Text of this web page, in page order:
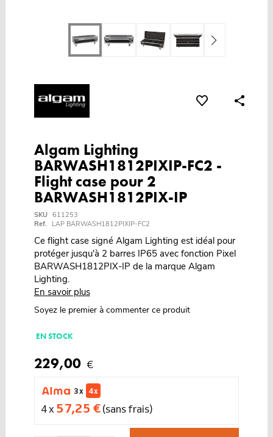
Algam Lighting
BARWASH1812PIXIP-FC2 -
Flight case pour 2
BARWASH1812PIX-IP
SKU 611253
Ref.
LAP BARWASH1812PIXIP-FC2
Ce flight case signé Algam Lighting est idéal pour
protéger jusqu'à 2 barres IP65 avec fonction Pixel
BARWASH1812PIX-IP de la marque Algam
Lighting.
En savoir plus
Soyez le premier à commenter ce produit
EN STOCK
229,00 €
3 x 4 x
4 x 57,25 €(sans frais)